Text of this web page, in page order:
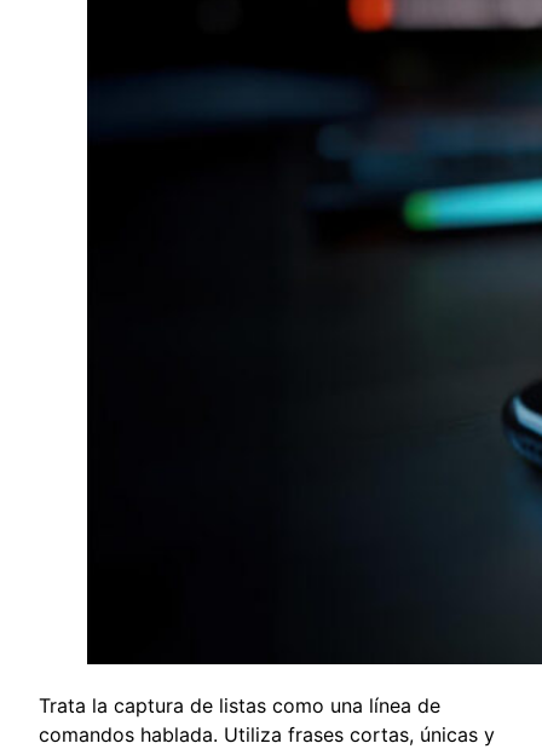
Trata la captura de listas como una línea de
comandos hablada. Utiliza frases cortas, únicas y